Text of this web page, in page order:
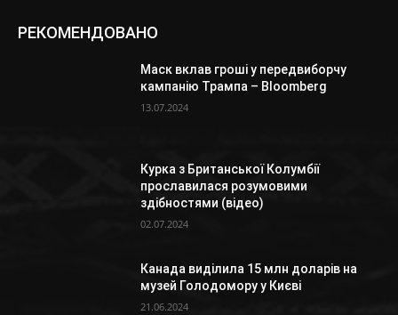
РЕКОМЕНДОВАНО
Маск вклав гроші у передвиборчу
кампанію Трампа – Bloomberg
13.07.2024
Курка з Британської Колумбії
прославилася розумовими
здібностями (відео)
02.07.2024
Канада виділила 15 млн доларів на
музей Голодомору у Києві
21.06.2024